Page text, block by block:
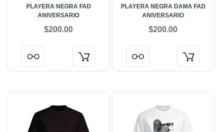
PLAYERA NEGRA FAD
ANIVERSARIO
$200.00
PLAYERA NEGRA DAMA FAD
ANIVERSARIO
$200.00